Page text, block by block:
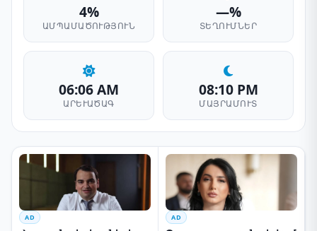
4%
ԱՄՊԱՄԱԾՈՒԹՅՈՒՆ
—%
ՏԵՂՈՒՄՆԵՐ
06:06 AM
ԱՐԵՒԱԾԱԳ
08:10 PM
ՄԱՅՐԱՄՈՒՏ
AD AD